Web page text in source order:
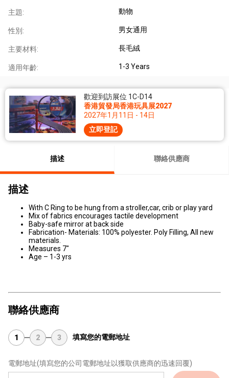
主題: 動物
性別: 男女通用
主要材料: 長毛絨
適用年齡: 1-3 Years
歡迎到訪展位 1C-D14
香港貿發局香港玩具展2027
2027年1月11日 - 14日
立即登記
描述 聯絡供應商
描述
With C Ring to be hung from a stroller,car, crib or play yard
Mix of fabrics encourages tactile development
Baby-safe mirror at back side
Fabrication- Materials: 100% polyester. Poly Filling, All new
materials.
Measures 7"
Age – 1-3 yrs
聯絡供應商
1 2 3 填寫您的電郵地址
電郵地址(填寫您的公司電郵地址以獲取供應商的迅速回覆)